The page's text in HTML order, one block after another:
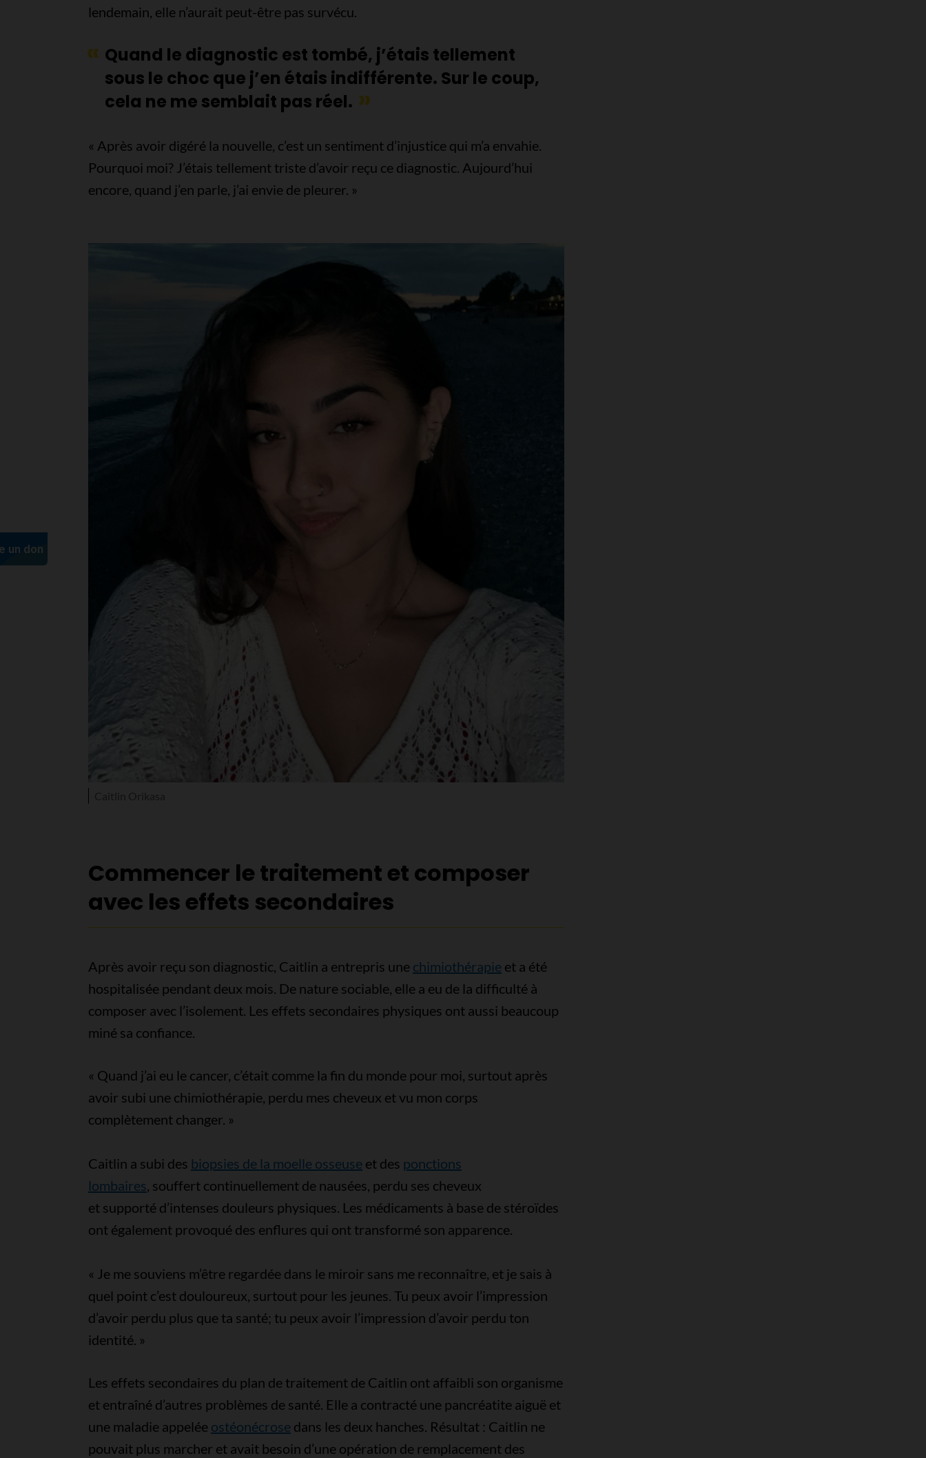
lendemain, elle n’aurait peut-être pas survécu.
Quand le diagnostic est tombé, j’étais tellement
sous le choc que j’en étais indifférente. Sur le coup,
cela ne me semblait pas réel.
« Après avoir digéré la nouvelle, c’est un sentiment d’injustice qui m’a envahie.
Pourquoi moi? J’étais tellement triste d’avoir reçu ce diagnostic. Aujourd’hui
encore, quand j’en parle, j’ai envie de pleurer. »
Commencer le traitement et composer
avec les effets secondaires
Après avoir reçu son diagnostic, Caitlin a entrepris une chimiothérapieet a été
hospitalisée pendant deux mois. De nature sociable, elle a eu de la difficulté à
composer avec l’isolement. Les effets secondaires physiques ont aussi beaucoup
miné sa confiance.
« Quand j’ai eu le cancer, c’était comme la fin du monde pour moi, surtout après
avoir subi une chimiothérapie, perdu mes cheveux et vu mon corps
complètement changer. »
Caitlin a subi des biopsies de la moelle osseuseet des ponctions
lombaires, souffert continuellement de nausées, perdu ses cheveux
et supporté d’intenses douleurs physiques. Les médicaments à base de stéroïdes
ont également provoqué des enflures qui ont transformé son apparence.
« Je me souviens m’être regardée dans le miroir sans me reconnaître, et je sais à
quel point c’est douloureux, surtout pour les jeunes. Tu peux avoir l’impression
d’avoir perdu plus que ta santé; tu peux avoir l’impression d’avoir perdu ton
identité. »
Les effets secondaires du plan de traitement de Caitlin ont affaibli son organisme
et entraîné d’autres problèmes de santé. Elle a contracté une pancréatite aiguë et
une maladie appelée ostéonécrosedans les deux hanches. Résultat : Caitlin ne
pouvait plus marcher et avait besoin d’une opération de remplacement des